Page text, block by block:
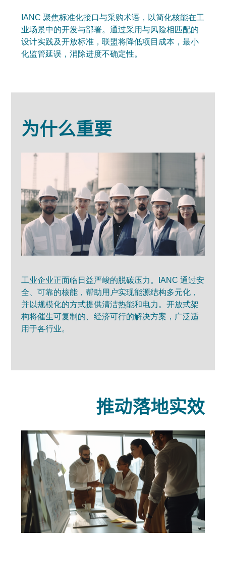
IANC 聚焦标准化接口与采购术语，以简化核能在工
业场景中的开发与部署。通过采用与风险相匹配的
设计实践及开放标准，联盟将降低项目成本，最小
化监管延误，消除进度不确定性。
为什么重要
工业企业正面临日益严峻的脱碳压力。IANC 通过安
全、可靠的核能，帮助用户实现能源结构多元化，
并以规模化的方式提供清洁热能和电力。开放式架
构将催生可复制的、经济可行的解决方案，广泛适
用于各行业。
推动落地实效